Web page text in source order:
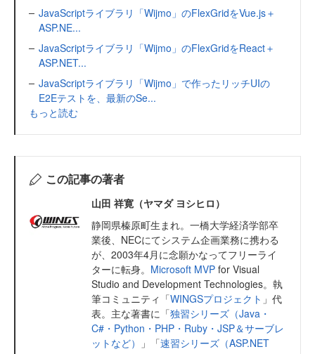
JavaScriptライブラリ「Wijmo」のFlexGridをVue.js＋
ASP.NE...
JavaScriptライブラリ「Wijmo」のFlexGridをReact＋
ASP.NET...
JavaScriptライブラリ「Wijmo」で作ったリッチUIの
E2Eテストを、最新のSe...
もっと読む
この記事の著者
山田 祥寛（ヤマダ ヨシヒロ）
静岡県榛原町生まれ。一橋大学経済学部卒
業後、NECにてシステム企画業務に携わる
が、2003年4月に念願かなってフリーライ
ターに転身。 Microsoft MVP for Visual
Studio and Development Technologies。執
筆コミュニティ「WINGSプロジェクト 」代
表。主な著書に「独習シリーズ（Java・
C#・Python・PHP・Ruby・JSP＆サーブレ
ットなど）
」「速習シリーズ（ASP.NET